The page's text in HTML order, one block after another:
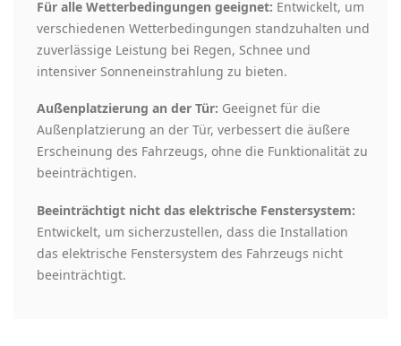
Für alle Wetterbedingungen geeignet: Entwickelt, um
verschiedenen Wetterbedingungen standzuhalten und
zuverlässige Leistung bei Regen, Schnee und
intensiver Sonneneinstrahlung zu bieten.
Außenplatzierung an der Tür: Geeignet für die
Außenplatzierung an der Tür, verbessert die äußere
Erscheinung des Fahrzeugs, ohne die Funktionalität zu
beeinträchtigen.
Beeinträchtigt nicht das elektrische Fenstersystem:
Entwickelt, um sicherzustellen, dass die Installation
das elektrische Fenstersystem des Fahrzeugs nicht
beeinträchtigt.